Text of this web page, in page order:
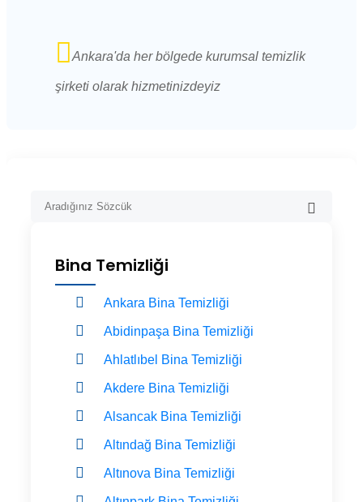
Ankara'da her bölgede kurumsal temizlik
şirketi olarak hizmetinizdeyiz
Bina Temizliği
Ankara Bina Temizliği
Abidinpaşa Bina Temizliği
Ahlatlıbel Bina Temizliği
Akdere Bina Temizliği
Alsancak Bina Temizliği
Altındağ Bina Temizliği
Altınova Bina Temizliği